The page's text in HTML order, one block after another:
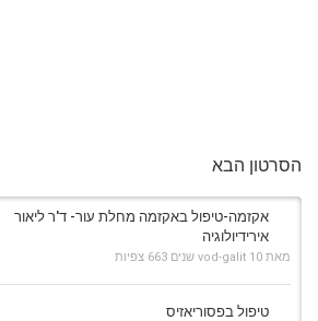
הסרטון הבא
אקזמה-טיפול באקזמה מחלת עור- ד'ר ליאור
אירידיולוגיה
מאת vod-galit 10 שנים 663 צפיות
טיפול בפסוריאזיס